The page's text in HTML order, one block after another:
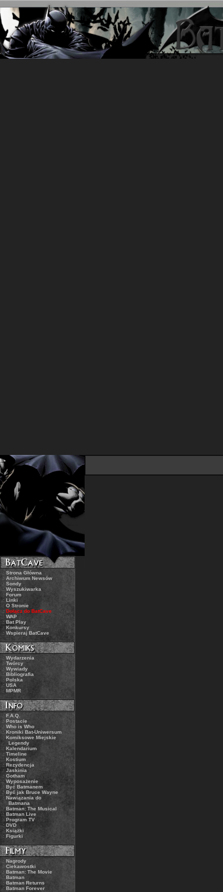
.: Strona Główna
.: Archiwum Newsów
.: Sondy
.:Wyszukiwarka
.: Forum
.: Linki
.: O Stronie
.: Dołącz do BatCave
.: WAP
.: Bat Play
.: Konkursy
.: Wspieraj BatCave
.: Wydarzenia
.: Twórcy
.: Wywiady
.:Bibliografia
.: Polska
.: USA
.: MPMR
.: F.A.Q.
.: Postacie
.: Who is Who
.:Kroniki Bat-Uniwersum
.: Komiksowe Miejskie
Legendy
.: Kalendarium
.: Timeline
.: Kostium
.: Rezydencja
.: Jaskinia
.: Gotham
.:Wyposażenie
.: Być Batmanem
.: Być jak Bruce Wayne
.: Nawiązania do
Batmana
.:Batman: The Musical
.: Batman Live
.: Program TV
.: DVD
.:Książki
.: Figurki
.: Nagrody
.: Ciekawostki
.: Batman: The Movie
.:Batman
.: Batman Returns
.: Batman Forever